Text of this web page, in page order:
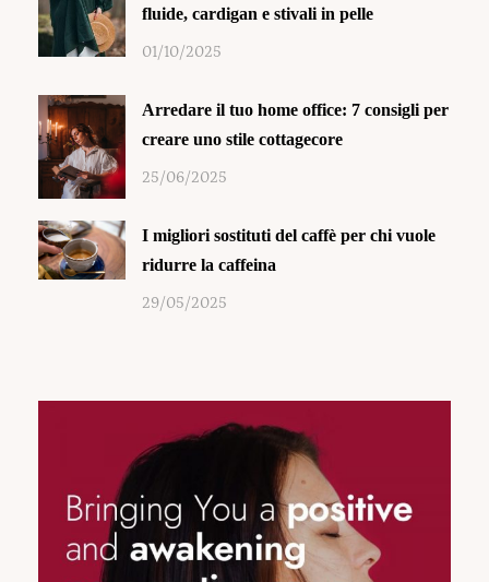
fluide, cardigan e stivali in pelle
01/10/2025
Arredare il tuo home office: 7 consigli per
creare uno stile cottagecore
25/06/2025
I migliori sostituti del caffè per chi vuole
ridurre la caffeina
29/05/2025